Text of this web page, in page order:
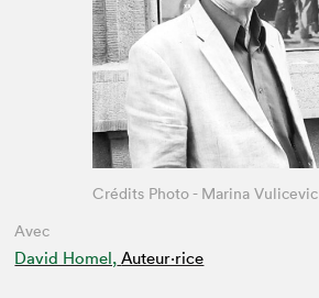
Avec
David Homel, Auteur·rice
Crédits Photo - Marina Vulicevic